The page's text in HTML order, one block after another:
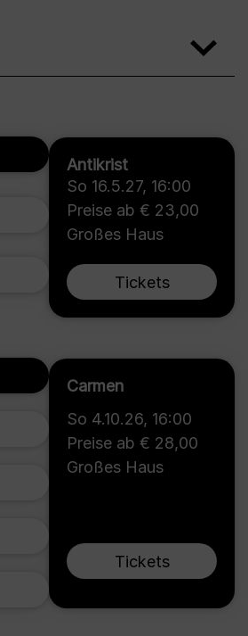
Antikrist
So 16.5.27, 16:00
Preise ab € 23,00
Großes Haus
Tickets
Carmen
So 4.10.26, 16:00
Preise ab € 28,00
Großes Haus
Tickets